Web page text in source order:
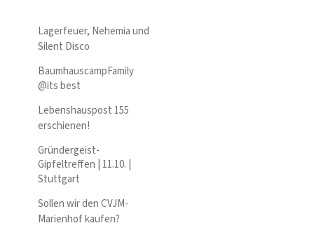
Lagerfeuer, Nehemia und
Silent Disco
BaumhauscampFamily
@its best
Lebenshauspost 155
erschienen!
Gründergeist-
Gipfeltreffen | 11.10. |
Stuttgart
Sollen wir den CVJM-
Marienhof kaufen?